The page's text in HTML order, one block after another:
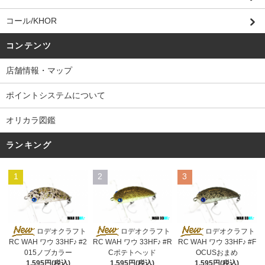
コール/KHOR
コンテンツ
店舗情報・マップ
ポイントシステムについて
オリカラ図鑑
ランキング
1
ロデオクラフト
RC WAH ワウ 33HF♪ #2
015ノブカラー
2
ロデオクラフト
RC WAH ワウ 33HF♪ #R
Cポテトヘッド
3
ロデオクラフト
RC WAH ワウ 33HF♪ #F
OCUSおまめ